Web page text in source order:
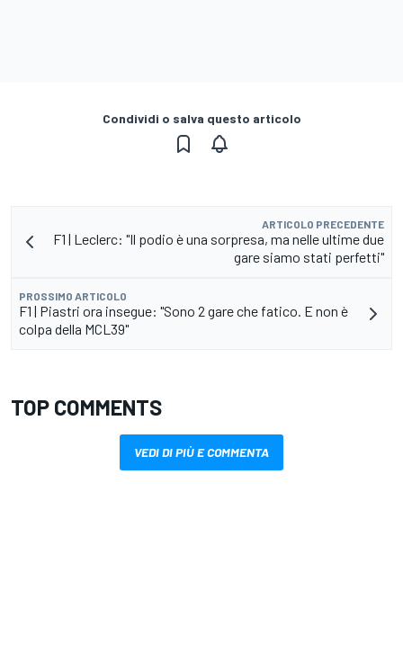
Condividi o salva questo articolo
ARTICOLO PRECEDENTE
F1 | Leclerc: "Il podio è una sorpresa, ma nelle ultime due
gare siamo stati perfetti"
PROSSIMO ARTICOLO
F1 | Piastri ora insegue: "Sono 2 gare che fatico. E non è
colpa della MCL39"
TOP COMMENTS
VEDI DI PIÙ E COMMENTA